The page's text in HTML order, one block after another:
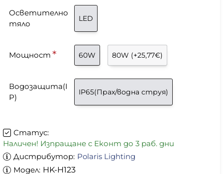
Статус:
Наличен! Изпращане с Еконт до 3 раб. дни
Дистрибутор: Polaris Lighting
Модел: HK-H123
Осветително
тяло
LED
Мощност 60W 80W (+25,77€)
Водозащита(I
P)
IP65(Прах/водна струя)